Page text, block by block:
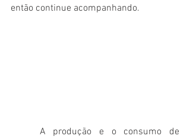
então continue acompanhando.